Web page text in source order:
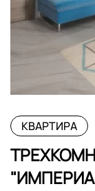
КВАРТИРА